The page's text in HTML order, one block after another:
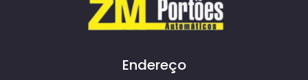
Endereço